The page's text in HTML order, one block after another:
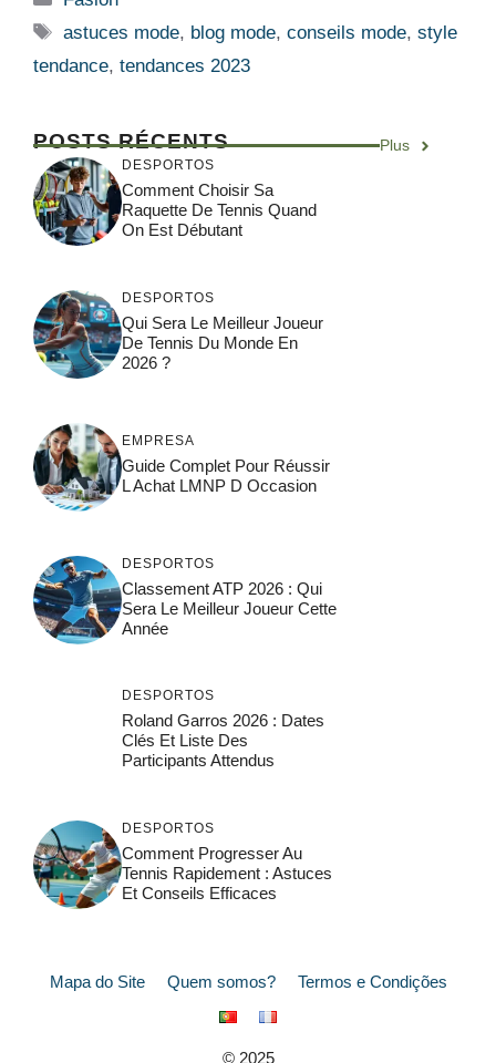
Etiquetas
astuces mode, blog mode,conseils mode,style
tendance, tendances 2023
POSTS RÉCENTS Plus
DESPORTOS
Comment Choisir Sa
Raquette De Tennis Quand
On Est Débutant
DESPORTOS
Qui Sera Le Meilleur Joueur
De Tennis Du Monde En
2026 ?
EMPRESA
Guide Complet Pour Réussir
L Achat LMNP D Occasion
DESPORTOS
Classement ATP 2026 : Qui
Sera Le Meilleur Joueur Cette
Année
DESPORTOS
Roland Garros 2026 : Dates
Clés Et Liste Des
Participants Attendus
DESPORTOS
Comment Progresser Au
Tennis Rapidement : Astuces
Et Conseils Efficaces
Mapa do Site Quem somos? Termos e Condições
© 2025